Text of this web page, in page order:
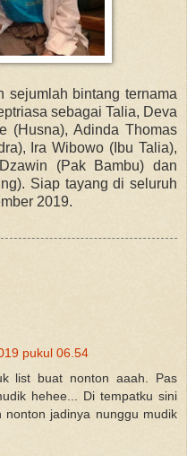
sejumlah bintang ternama
sebagai Talia, Deva
(Husna), Adinda Thomas
Ira Wibowo (Ibu Talia),
(Pak Bambu) dan
Siap tayang di seluruh
2019.
pukul 06.54
list buat nonton aaah. Pas
hehee... Di tempatku sini
jadinya nunggu mudik